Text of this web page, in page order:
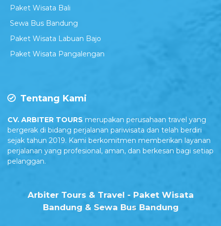
Paket Wisata Bali
Sewa Bus Bandung
Paket Wisata Labuan Bajo
Paket Wisata Pangalengan
Tentang Kami
CV. ARBITER TOURS merupakan perusahaan travel yang
bergerak di bidang perjalanan pariwisata dan telah berdiri
sejak tahun 2019. Kami berkomitmen memberikan layanan
perjalanan yang profesional, aman, dan berkesan bagi setiap
pelanggan.
Arbiter Tours & Travel - Paket Wisata
Bandung & Sewa Bus Bandung